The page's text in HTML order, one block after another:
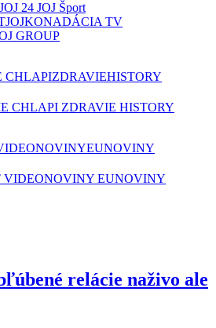
JOJ 24 JOJ Šport
JOJKONADÁCIA TV
GROUP
CHLAPIZDRAVIEHISTORY
CHLAPI ZDRAVIE HISTORY
EUNOVINY
VIDEONOVINY EUNOVINY
relácie naživo ale